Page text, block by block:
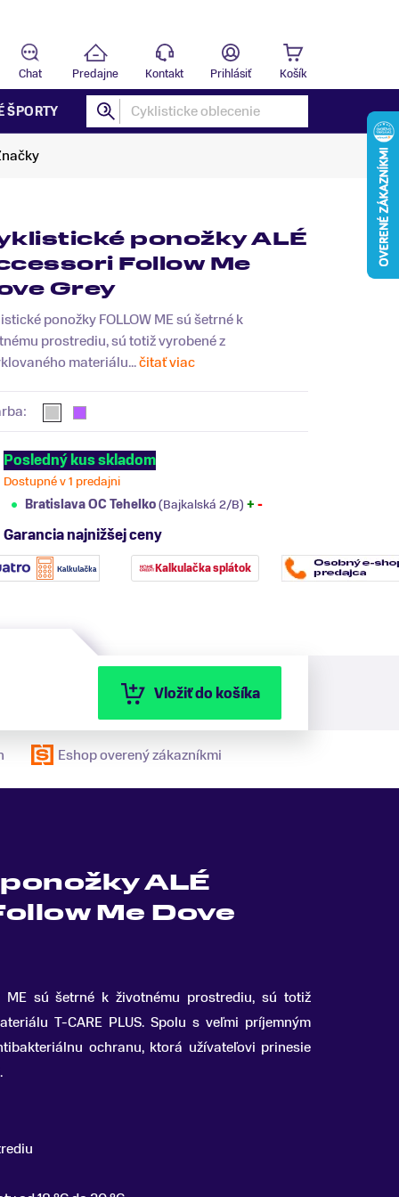
Chat Predajne Kontakt Prihlásiť Košík
ŠPORTY
ponožky ALÉ
Follow Me
Grey
ponožky FOLLOW ME sú šetrné k
prostrediu, sú totiž vyrobené z
materiálu...čitať viac
Posledný kus skladom
Dostupné v 1 predajni
Bratislava OC Tehelko(Bajkalská 2/B) + -
Garancia najnižšej ceny
Kalkulačka splátok
Vložiť do košíka
Eshop overený zákazníkmi
ALÉ
Me Dove
ME sú šetrné k životnému prostrediu, sú totiž
T-CARE PLUS. Spolu s veľmi príjemným
ochranu, ktorá užívateľovi prinesie